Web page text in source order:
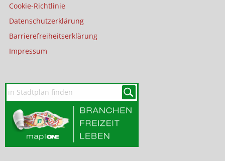
Cookie-Richtlinie
Datenschutzerklärung
Barrierefreiheitserklärung
Impressum